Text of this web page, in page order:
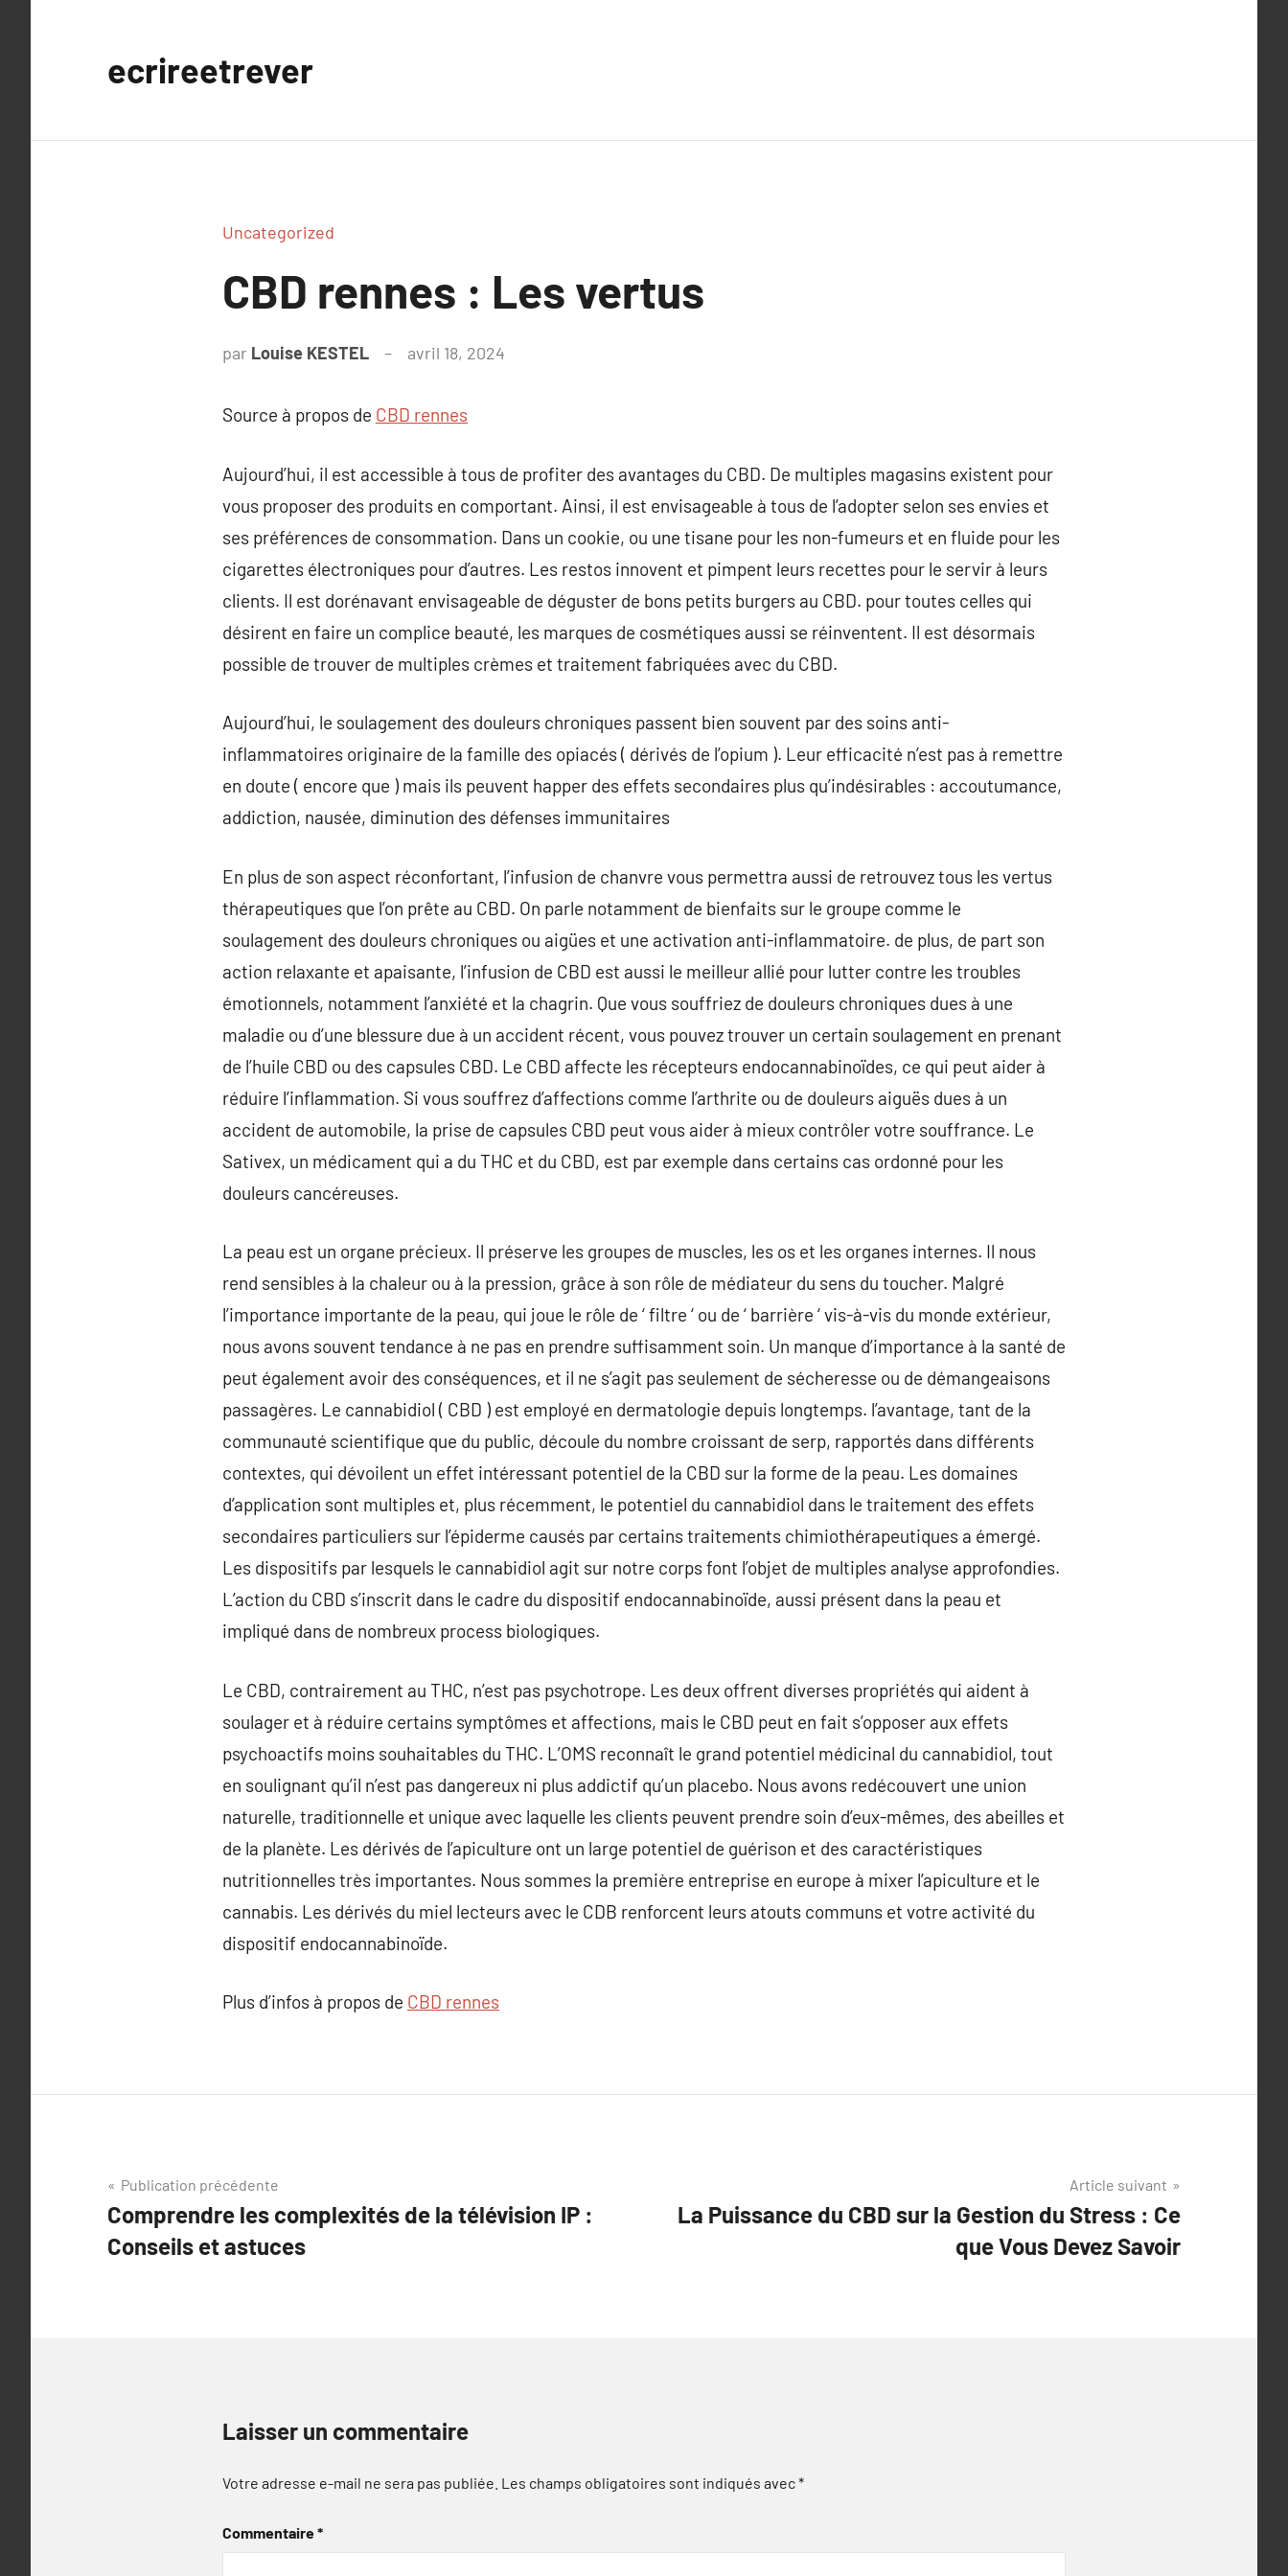
ecrireetrever
Uncategorized
CBD rennes : Les vertus
par Louise KESTEL avril 18, 2024
Source à propos de CBD rennes
Aujourd’hui, il est accessible à tous de profiter des avantages du CBD. De multiples magasins existent pour
vous proposer des produits en comportant. Ainsi, il est envisageable à tous de l’adopter selon ses envies et
ses préférences de consommation. Dans un cookie, ou une tisane pour les non-fumeurs et en fluide pour les
cigarettes électroniques pour d’autres. Les restos innovent et pimpent leurs recettes pour le servir à leurs
clients. Il est dorénavant envisageable de déguster de bons petits burgers au CBD. pour toutes celles qui
désirent en faire un complice beauté, les marques de cosmétiques aussi se réinventent. Il est désormais
possible de trouver de multiples crèmes et traitement fabriquées avec du CBD.
Aujourd’hui, le soulagement des douleurs chroniques passent bien souvent par des soins anti-
inflammatoires originaire de la famille des opiacés ( dérivés de l’opium ). Leur efficacité n’est pas à remettre
en doute ( encore que ) mais ils peuvent happer des effets secondaires plus qu’indésirables : accoutumance,
addiction, nausée, diminution des défenses immunitaires
En plus de son aspect réconfortant, l’infusion de chanvre vous permettra aussi de retrouvez tous les vertus
thérapeutiques que l’on prête au CBD. On parle notamment de bienfaits sur le groupe comme le
soulagement des douleurs chroniques ou aigües et une activation anti-inflammatoire. de plus, de part son
action relaxante et apaisante, l’infusion de CBD est aussi le meilleur allié pour lutter contre les troubles
émotionnels, notamment l’anxiété et la chagrin. Que vous souffriez de douleurs chroniques dues à une
maladie ou d’une blessure due à un accident récent, vous pouvez trouver un certain soulagement en prenant
de l’huile CBD ou des capsules CBD. Le CBD affecte les récepteurs endocannabinoïdes, ce qui peut aider à
réduire l’inflammation. Si vous souffrez d’affections comme l’arthrite ou de douleurs aiguës dues à un
accident de automobile, la prise de capsules CBD peut vous aider à mieux contrôler votre souffrance. Le
Sativex, un médicament qui a du THC et du CBD, est par exemple dans certains cas ordonné pour les
douleurs cancéreuses.
La peau est un organe précieux. Il préserve les groupes de muscles, les os et les organes internes. Il nous
rend sensibles à la chaleur ou à la pression, grâce à son rôle de médiateur du sens du toucher. Malgré
l’importance importante de la peau, qui joue le rôle de ‘ filtre ‘ ou de ‘ barrière ‘ vis-à-vis du monde extérieur,
nous avons souvent tendance à ne pas en prendre suffisamment soin. Un manque d’importance à la santé de
peut également avoir des conséquences, et il ne s’agit pas seulement de sécheresse ou de démangeaisons
passagères. Le cannabidiol ( CBD ) est employé en dermatologie depuis longtemps. l’avantage, tant de la
communauté scientifique que du public, découle du nombre croissant de serp, rapportés dans différents
contextes, qui dévoilent un effet intéressant potentiel de la CBD sur la forme de la peau. Les domaines
d’application sont multiples et, plus récemment, le potentiel du cannabidiol dans le traitement des effets
secondaires particuliers sur l’épiderme causés par certains traitements chimiothérapeutiques a émergé.
Les dispositifs par lesquels le cannabidiol agit sur notre corps font l’objet de multiples analyse approfondies.
L’action du CBD s’inscrit dans le cadre du dispositif endocannabinoïde, aussi présent dans la peau et
impliqué dans de nombreux process biologiques.
Le CBD, contrairement au THC, n’est pas psychotrope. Les deux offrent diverses propriétés qui aident à
soulager et à réduire certains symptômes et affections, mais le CBD peut en fait s’opposer aux effets
psychoactifs moins souhaitables du THC. L’OMS reconnaît le grand potentiel médicinal du cannabidiol, tout
en soulignant qu’il n’est pas dangereux ni plus addictif qu’un placebo. Nous avons redécouvert une union
naturelle, traditionnelle et unique avec laquelle les clients peuvent prendre soin d’eux-mêmes, des abeilles et
de la planète. Les dérivés de l’apiculture ont un large potentiel de guérison et des caractéristiques
nutritionnelles très importantes. Nous sommes la première entreprise en europe à mixer l’apiculture et le
cannabis. Les dérivés du miel lecteurs avec le CDB renforcent leurs atouts communs et votre activité du
dispositif endocannabinoïde.
Plus d’infos à propos de CBD rennes
Navigation
de
l’article
Publication précédente
Comprendre les complexités de la télévision IP :
Conseils et astuces
Article suivant
La Puissance du CBD sur la Gestion du Stress : Ce
que Vous Devez Savoir
Laisser un commentaire
Votre adresse e-mail ne sera pas publiée. Les champs obligatoires sont indiqués avec*
Commentaire*